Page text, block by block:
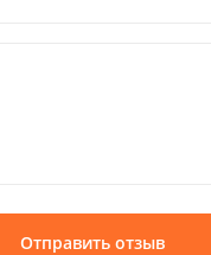
Отправить отзыв